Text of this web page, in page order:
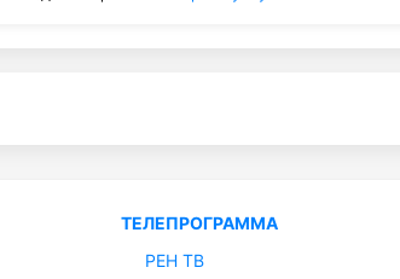
ТЕЛЕПРОГРАММА
РЕН ТВ